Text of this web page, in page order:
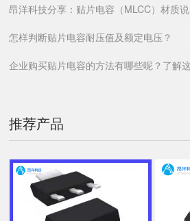
昂洋科技分享：贴片电容（MLCC）材质
怎样判断贴片电容耐压值及额定电压？
企业购买贴片电容的方法有哪些呢？了解这
推荐产品